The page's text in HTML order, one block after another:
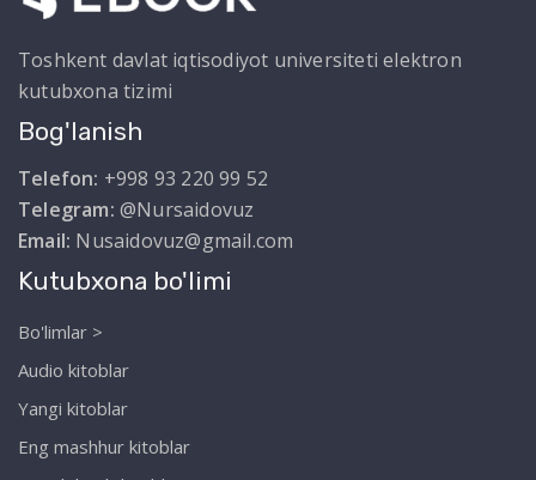
Toshkent davlat iqtisodiyot universiteti elektron
kutubxona tizimi
Bog'lanish
Telefon: +998 93 220 99 52
Telegram: @Nursaidovuz
Email: Nusaidovuz@gmail.com
Kutubxona bo'limi
Bo'limlar >
Audio kitoblar
Yangi kitoblar
Eng mashhur kitoblar